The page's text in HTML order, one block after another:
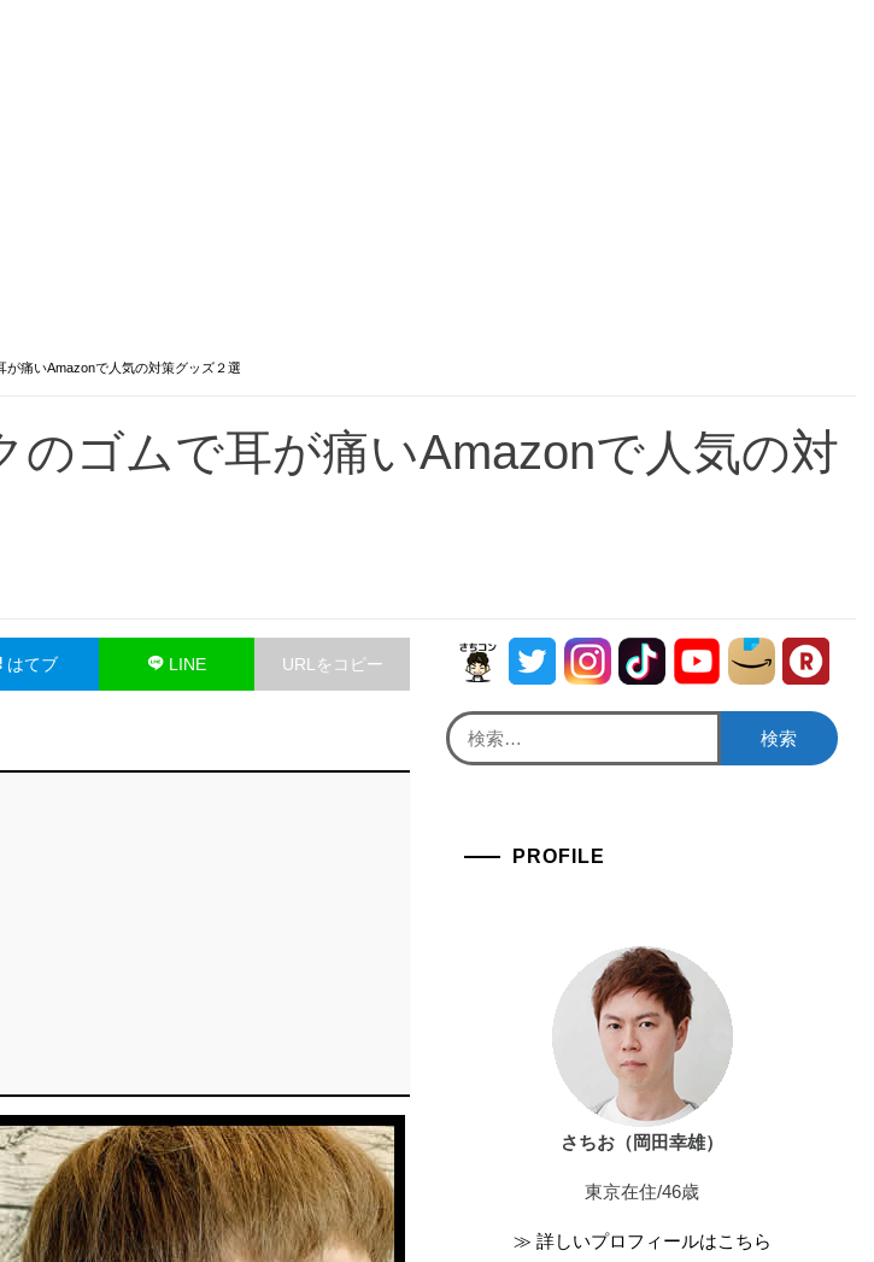
が痛いAmazonで人気の対策グッズ２選
のゴムで耳が痛いAmazonで人気の対
はてブ LINE URLをコピー
検
索:
PROFILE
さちお（岡田幸雄）
東京在住/46歳
≫ 詳しいプロフィールはこちら